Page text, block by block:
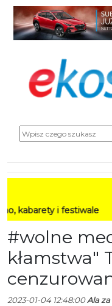
i festiwale
#wolne
kłamstwa"
2023-01-04 12:48:00Ala